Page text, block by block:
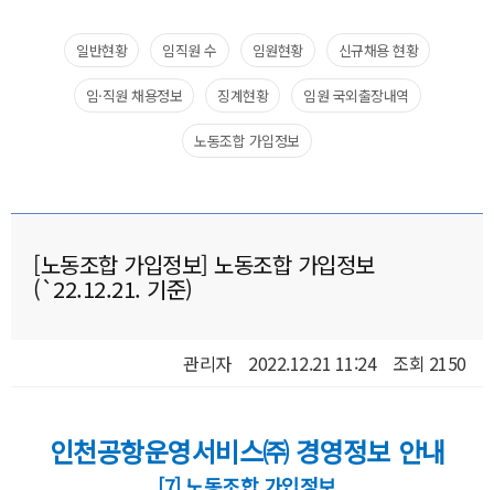
일반현황​ 임직원 수​ 임원현황​ 신규채용 현황​
임·직원 채용정보 징계현황 임원 국외출장내역​
노동조합 가입정보
[노동조합 가입정보] 노동조합 가입정보
(`22.12.21. 기준)
관리자 2022.12.21 11:24 조회 2150
인천공항운영서비스㈜ 경영정보 안내